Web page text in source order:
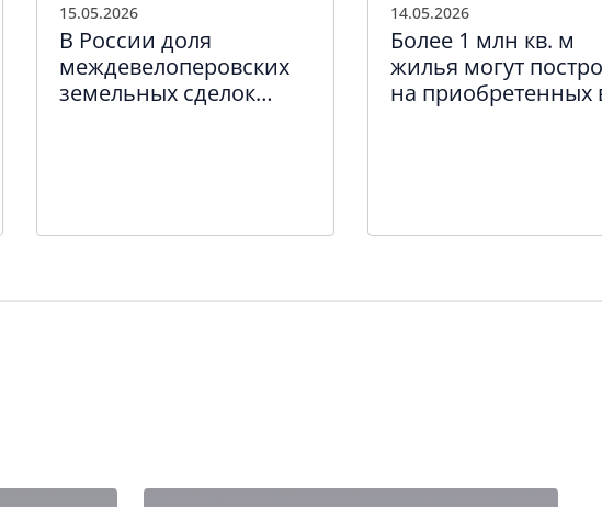
15.05.2026
В России доля
междевелоперовских
земельных сделок
14.05.2026
Более 1 млн кв. м
жилья могут
на приобретенных